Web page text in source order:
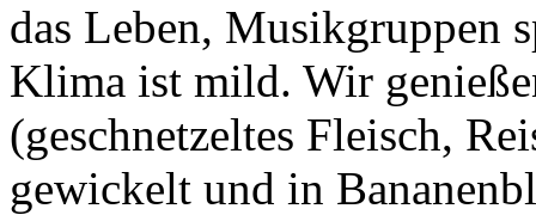
das Leben, Musikgruppen
Klima ist mild. Wir
(geschnetzeltes Fleisch,
gewickelt und in